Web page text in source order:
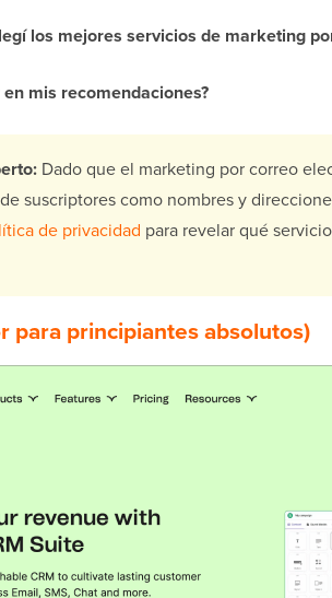
los mejores servicios de marketing
mis recomendaciones?
Dado que el marketing por correo
suscriptores como nombres y
de privacidad para revelar qué
para principiantes absolutos)